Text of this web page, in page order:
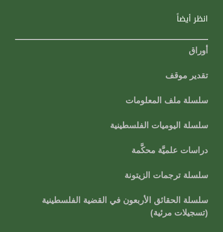
انظر أيضاً
أوراق
تقدير موقف
سلسلة ملف المعلومات
سلسلة اليوميات الفلسطينية
دراسات علميَّة محكَّمة
سلسلة ترجمات الزيتونة
سلسلة الحقائق الأربعون في القضية الفلسطينية
(تسجيلات مرئية)